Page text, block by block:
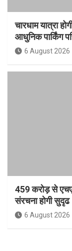
चारधाम यात्रा
आधुनिक पार्किंग
6 August 2026
459 करोड़ से
संरचना होगी सुदृढ
6 August 2026